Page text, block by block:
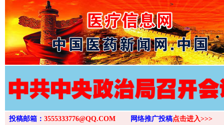
>
投稿邮箱： 3555333776@QQ.COM 网络推广投稿点击进入>>>